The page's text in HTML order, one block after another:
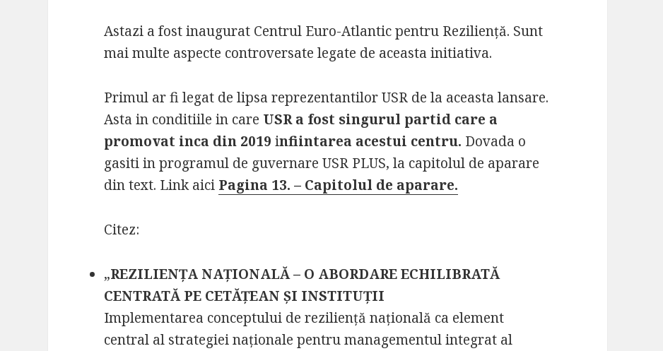
Astazi a fost inaugurat Centrul Euro-Atlantic pentru Reziliență. Sunt
mai multe aspecte controversate legate de aceasta initiativa.
Primul ar fi legat de lipsa reprezentantilor USR de la aceasta lansare.
Asta in conditiile in care USR a fost singurul partid care a
promovat inca din 2019infiintarea acestui centru. Dovada o
gasiti in programul de guvernare USR PLUS, la capitolul de aparare
din text. Link aici Pagina 13. – Capitolul de aparare.
Citez:
„REZILIENȚA NAȚIONALĂ – O ABORDARE ECHILIBRATĂ
CENTRATĂ PE CETĂȚEAN ȘI INSTITUȚII
Implementarea conceptului de reziliență națională ca element
central al strategiei naționale pentru managementul integrat al